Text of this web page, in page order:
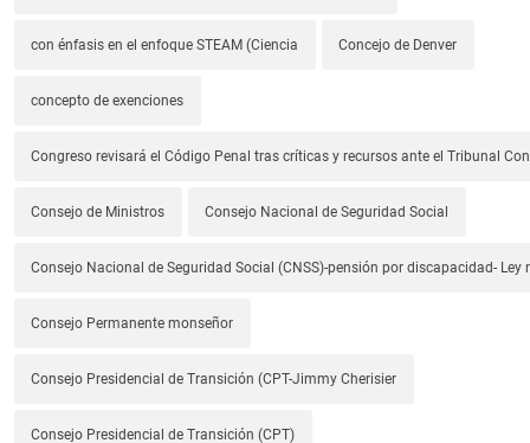
con énfasis en el enfoque STEAM (Ciencia Concejo de Denver
concepto de exenciones
Congreso revisará el Código Penal tras críticas y recursos ante el Tribunal
Consejo de Ministros Consejo Nacional de Seguridad Social
Consejo Nacional de Seguridad Social (CNSS)-pensión por discapacidad- Ley
Consejo Permanente monseñor
Consejo Presidencial de Transición (CPT-Jimmy Cherisier
Consejo Presidencial de Transición (CPT)